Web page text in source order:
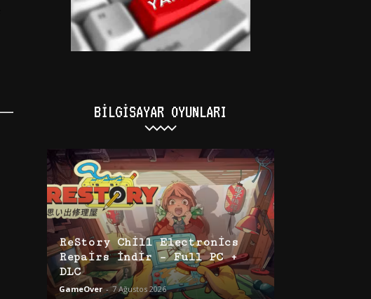
BILGISAYAR OYUNLARI
ReStory Chill Electronics
Repairs İndir – Full PC +
DLC
GameOver - 7 Ağustos 2026